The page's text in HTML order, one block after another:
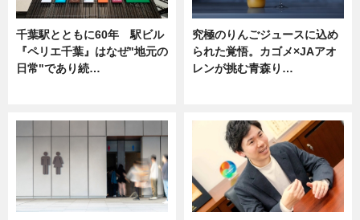
千葉駅とともに60年 駅ビル
『ペリエ千葉』はなぜ"地元の
日常"であり続…
究極のりんごジュースに込め
られた覚悟。カゴメ×JAアオ
レンが挑む青森り…